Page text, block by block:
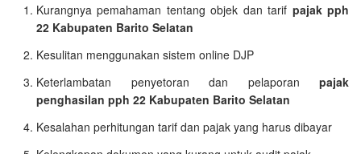
Kurangnya pemahaman tentang objek dan tarif pajak pph
22 Kabupaten Barito Selatan
Kesulitan menggunakan sistem online DJP
Keterlambatan penyetoran dan pelaporan pajak
penghasilan pph 22 Kabupaten Barito Selatan
Kesalahan perhitungan tarif dan pajak yang harus dibayar